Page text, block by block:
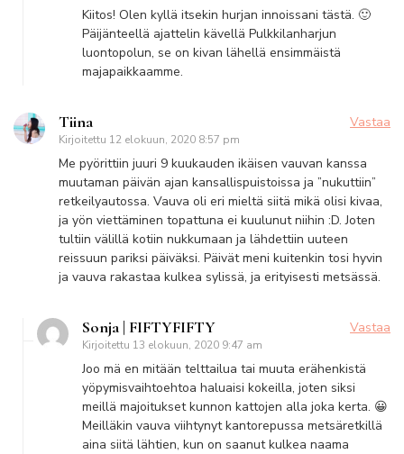
Kiitos! Olen kyllä itsekin hurjan innoissani tästä. 🙂
Päijänteellä ajattelin kävellä Pulkkilanharjun
luontopolun, se on kivan lähellä ensimmäistä
majapaikkaamme.
Tiina
Kirjoitettu 12 elokuun, 2020 8:57 pm
Vastaa
Me pyörittiin juuri 9 kuukauden ikäisen vauvan kanssa
muutaman päivän ajan kansallispuistoissa ja ”nukuttiin”
retkeilyautossa. Vauva oli eri mieltä siitä mikä olisi kivaa,
ja yön viettäminen topattuna ei kuulunut niihin :D. Joten
tultiin välillä kotiin nukkumaan ja lähdettiin uuteen
reissuun pariksi päiväksi. Päivät meni kuitenkin tosi hyvin
ja vauva rakastaa kulkea sylissä, ja erityisesti metsässä.
Sonja | FIFTYFIFTY
Kirjoitettu 13 elokuun, 2020 9:47 am
Vastaa
Joo mä en mitään telttailua tai muuta erähenkistä
yöpymisvaihtoehtoa haluaisi kokeilla, joten siksi
meillä majoitukset kunnon kattojen alla joka kerta. 😀
Meilläkin vauva viihtynyt kantorepussa metsäretkillä
aina siitä lähtien, kun on saanut kulkea naama